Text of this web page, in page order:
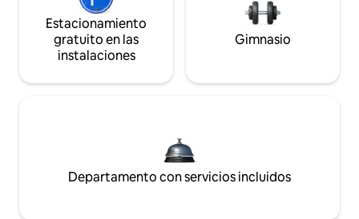
Estacionamiento
gratuito en las
instalaciones
Gimnasio
Departamento con servicios incluidos